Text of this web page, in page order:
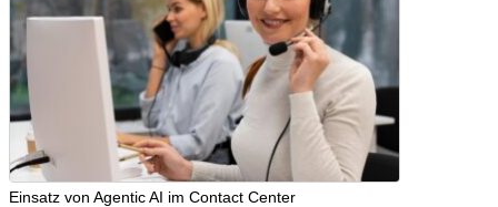
Einsatz von Agentic AI im Contact Center